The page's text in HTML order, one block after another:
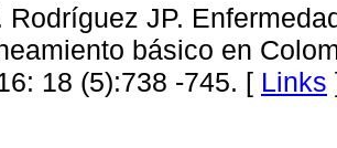
Rodríguez JP.
básico en
18 (5):738 -745. [ Links